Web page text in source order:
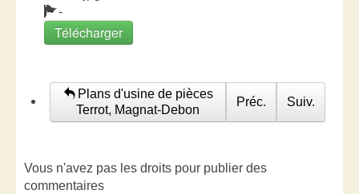
-
Télécharger
Plans d'usine de pièces
Terrot, Magnat-Debon
Préc. Suiv.
Vous n'avez pas les droits pour publier des
commentaires